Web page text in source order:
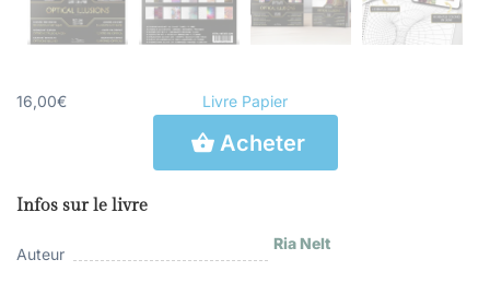
Livre Papier
Acheter
16,00€
Infos sur le livre
Auteur
Ria Nelt